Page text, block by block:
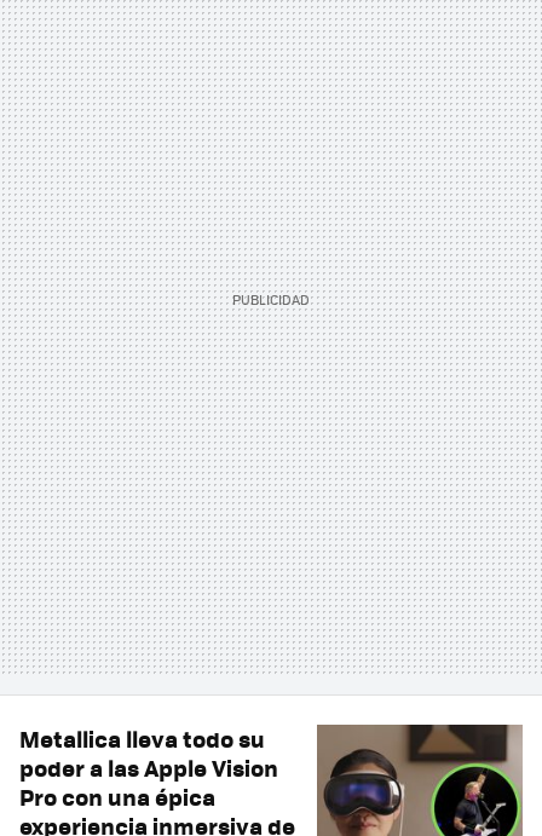
Metallica lleva todo su
poder a las Apple Vision
Pro con una épica
experiencia inmersiva de